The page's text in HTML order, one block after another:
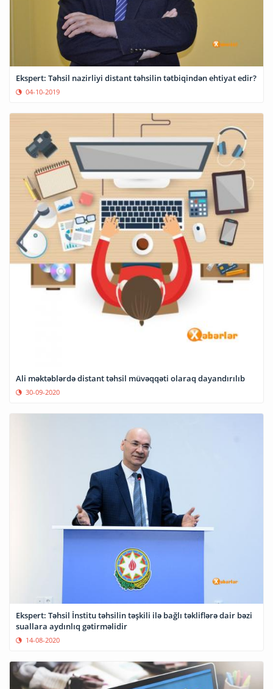
Ekspert: Təhsil nazirliyi distant təhsilin tətbiqindən ehtiyat edir?
04-10-2019
Ali məktəblərdə distant təhsil müvəqqəti olaraq dayandırılıb
30-09-2020
Ekspert: Təhsil İnstitu təhsilin təşkili ilə bağlı təkliflərə dair bəzi
suallara aydınlıq gətirməlidir
14-08-2020